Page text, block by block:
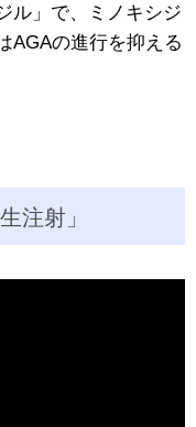
ル」で、ミノキシジ
AGAの進行を抑える
注射」